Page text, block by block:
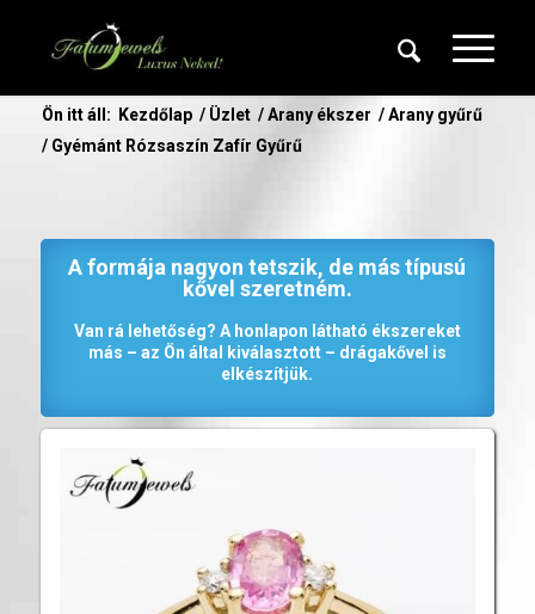
Ön itt áll: Kezdőlap / Üzlet / Arany ékszer / Arany gyűrű
/ Gyémánt Rózsaszín Zafír Gyűrű
A formája nagyon tetszik, de más típusú
kővel szeretném.
Van rá lehetőség? A honlapon látható ékszereket
más – az Ön által kiválasztott – drágakővel is
elkészítjük.